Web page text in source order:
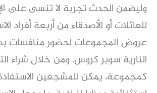
وليضمن الحدث تجربة لا تنسى على
للعائلات أو الأصدقاء من أربعة أفراد
عروض المجموعات لحضور منافسات
النارية سوبر كروس. ومن خلال شراء
كمجموعة، يمكن للمشجعين